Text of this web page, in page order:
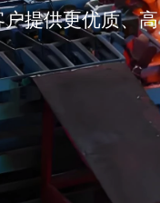
提供更优质、高